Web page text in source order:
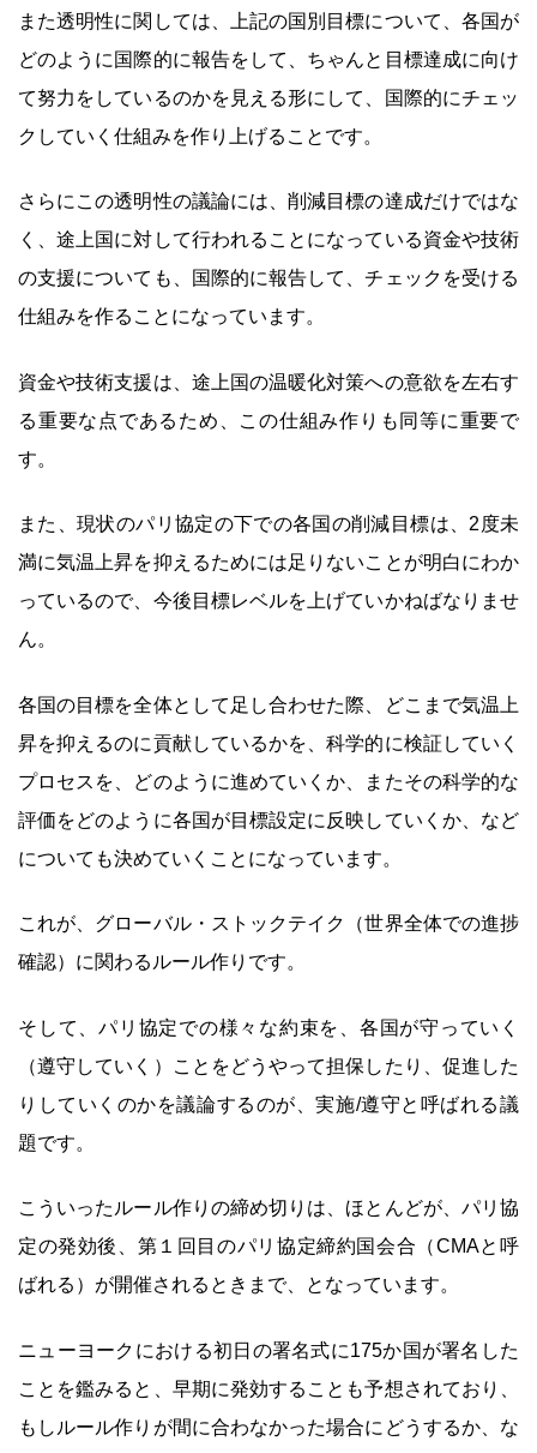
また透明性に関しては、上記の国別目標について、各国が
どのように国際的に報告をして、ちゃんと目標達成に向け
て努力をしているのかを見える形にして、国際的にチェッ
クしていく仕組みを作り上げることです。
さらにこの透明性の議論には、削減目標の達成だけではな
く、途上国に対して行われることになっている資金や技術
の支援についても、国際的に報告して、チェックを受ける
仕組みを作ることになっています。
資金や技術支援は、途上国の温暖化対策への意欲を左右す
る重要な点であるため、この仕組み作りも同等に重要で
す。
また、現状のパリ協定の下での各国の削減目標は、2度未
満に気温上昇を抑えるためには足りないことが明白にわか
っているので、今後目標レベルを上げていかねばなりませ
ん。
各国の目標を全体として足し合わせた際、どこまで気温上
昇を抑えるのに貢献しているかを、科学的に検証していく
プロセスを、どのように進めていくか、またその科学的な
評価をどのように各国が目標設定に反映していくか、など
についても決めていくことになっています。
これが、グローバル・ストックテイク（世界全体での進捗
確認）に関わるルール作りです。
そして、パリ協定での様々な約束を、各国が守っていく
（遵守していく）ことをどうやって担保したり、促進した
りしていくのかを議論するのが、実施/遵守と呼ばれる議
題です。
こういったルール作りの締め切りは、ほとんどが、パリ協
定の発効後、第１回目のパリ協定締約国会合（CMAと呼
ばれる）が開催されるときまで、となっています。
ニューヨークにおける初日の署名式に175か国が署名した
ことを鑑みると、早期に発効することも予想されており、
もしルール作りが間に合わなかった場合にどうするか、な